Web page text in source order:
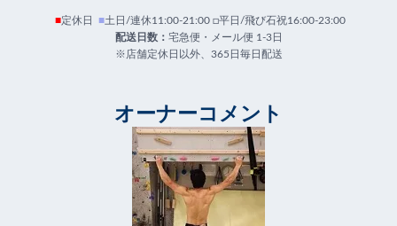
■定休日 ■土日/連休11:00-21:00 □平日/飛び石祝16:00-23:00
配送日数： 宅急便・メール便 1-3日
※店舗定休日以外、365日毎日配送
オーナーコメント